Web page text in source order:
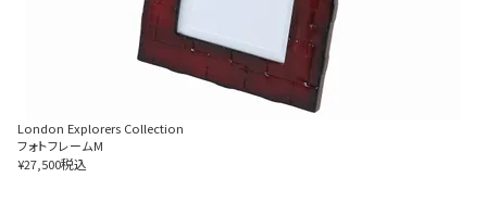
London Explorers Collection
フォトフレームM
¥27,500税込